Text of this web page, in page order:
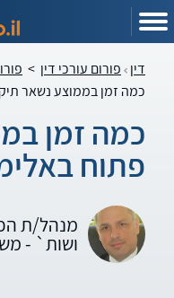
דין פורום עורכי דין >
כמה זמן בממוצע נשאר
כמה זמן
פתוח
מנהל/ת
ושות` -